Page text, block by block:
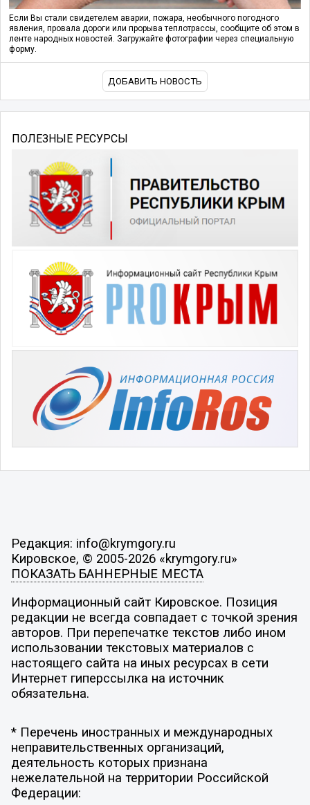
Если Вы стали свидетелем аварии, пожара, необычного погодного
явления, провала дороги или прорыва теплотрассы, сообщите об этом в
ленте народных новостей. Загружайте фотографии через специальную
форму.
ДОБАВИТЬ НОВОСТЬ
ПОЛЕЗНЫЕ РЕСУРСЫ
Редакция: info@krymgory.ru
Кировское, © 2005-2026 «krymgory.ru»
ПОКАЗАТЬ БАННЕРНЫЕ МЕСТА
Информационный сайт Кировское. Позиция
редакции не всегда совпадает с точкой зрения
авторов. При перепечатке текстов либо ином
использовании текстовых материалов с
настоящего сайта на иных ресурсах в сети
Интернет гиперссылка на источник
обязательна.
* Перечень иностранных и международных
неправительственных организаций,
деятельность которых признана
нежелательной на территории Российской
Федерации: